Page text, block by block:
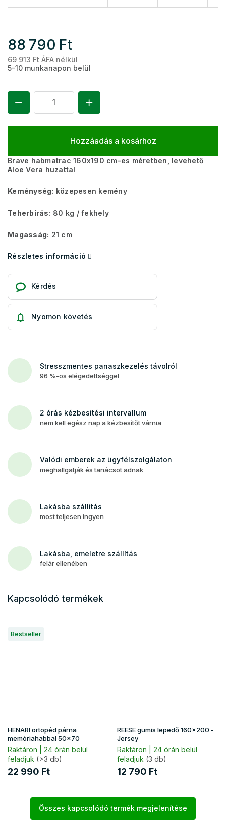
88 790 Ft
69 913 Ft ÁFA nélkül
5-10 munkanapon belül
Hozzáadás a kosárhoz
Brave habmatrac 160x190 cm-es méretben, levehető
Aloe Vera huzattal
Keménység: közepesen kemény
Teherbírás: 80 kg ​​​​/ fekhely
Magasság: 21 cm
Részletes információ
Kérdés
Nyomon követés
Stresszmentes panaszkezelés távolról
96 %-os elégedettséggel
2 órás kézbesítési intervallum
nem kell egész nap a kézbesítőt várnia
Valódi emberek az ügyfélszolgálaton
meghallgatják és tanácsot adnak
Lakásba szállítás
most teljesen ingyen
Lakásba, emeletre szállítás
felár ellenében
Kapcsolódó termékek
Bestseller
HENARI ortopéd párna
memóriahabbal 50x70
Raktáron | 24 órán belül
feladjuk (>3 db)
22 990 Ft
REESE gumis lepedő 160x200 -
Jersey
Raktáron | 24 órán belül
feladjuk (3 db)
12 790 Ft
Összes kapcsolódó termék megjelenítése